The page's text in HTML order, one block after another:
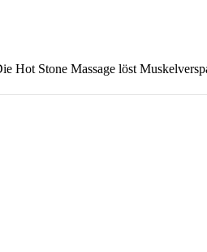
Hot Stone Massage löst